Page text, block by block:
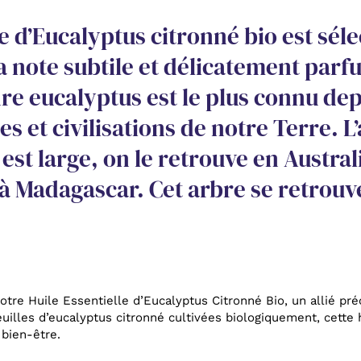
citronné bio est
note subtile et délicatement
eucalyptus est le plus connu
et civilisations de notre Terre.
large, on le retrouve en
Madagascar. Cet arbre se
Huile Essentielle d’Eucalyptus Citronné Bio, un allié
d’eucalyptus citronné cultivées biologiquement,
être.